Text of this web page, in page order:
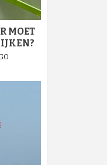
MOET